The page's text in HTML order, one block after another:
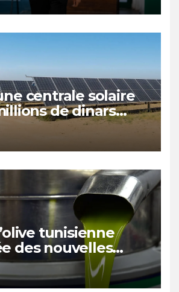
centrale solaire
de dinars
la transition
et créer 400
tunisienne
des nouvelles
de